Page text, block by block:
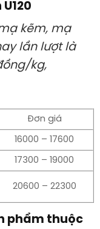
kẽm, mạ
lần lượt là
kg,
Đơn giá
16000 – 17600
17300 – 19000
20600 – 22300
phẩm thuộc